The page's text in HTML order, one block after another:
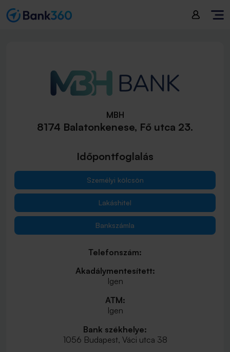
MBH
8174 Balatonkenese, Fő utca 23.
Időpontfoglalás
Személyi kölcsön
Lakáshitel
Bankszámla
Telefonszám:
Akadálymentesített:
Igen
ATM:
Igen
Bank székhelye:
1056 Budapest, Váci utca 38